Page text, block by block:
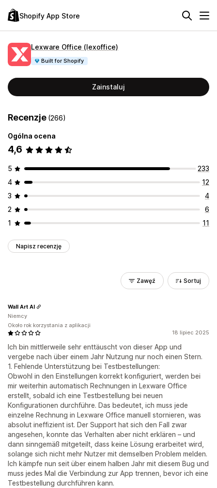
Shopify App Store
Lexware Office (lexoffice)
Built for Shopify
Zainstaluj
Recenzje (266)
Ogólna ocena
4,6
5
233
4
12
3
4
2
6
1
11
Napisz recenzję
Zawęź Sortuj
18 lipiec 2025
Ich bin mittlerweile sehr enttäuscht von dieser App und
vergebe nach über einem Jahr Nutzung nur noch einen Stern.
1. Fehlende Unterstützung bei Testbestellungen:
Obwohl in den Einstellungen korrekt konfiguriert, werden bei
mir weiterhin automatisch Rechnungen in Lexware Office
erstellt, sobald ich eine Testbestellung bei neuen
Konfigurationen durchführe. Das bedeutet, ich muss jede
einzelne Rechnung in Lexware Office manuell stornieren, was
absolut ineffizient ist. Der Support hat sich den Fall zwar
angesehen, konnte das Verhalten aber nicht erklären – und
dann sinngemäß mitgeteilt, dass keine Lösung erarbeitet wird,
solange sich nicht mehr Nutzer mit demselben Problem melden.
Ich kämpfe nun seit über einem halben Jahr mit diesem Bug und
muss jedes Mal die Verbindung zur App trennen, bevor ich eine
Testbestellung durchführen kann.
Wall Art AI
Niemcy
Około rok korzystania z aplikacji